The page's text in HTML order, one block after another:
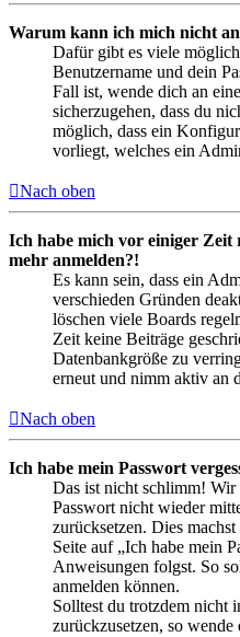
Warum kann ich mich nicht
Dafür gibt es viele
Benutzername und dein
Fall ist, wende dich an
sicherzugehen, dass du
möglich, dass ein
vorliegt, welches ein
Nach oben
Ich habe mich vor einiger
mehr anmelden?!
Es kann sein, dass ein
verschieden Gründen
löschen viele Boards
Zeit keine Beiträge
Datenbankgröße zu
erneut und nimm aktiv an
Nach oben
Ich habe mein Passwort
Das ist nicht schlimm!
Passwort nicht wieder
zurücksetzen. Dies
Seite auf „Ich habe mein
Anweisungen folgst. So
anmelden können.
Solltest du trotzdem nicht
zurückzusetzen, so